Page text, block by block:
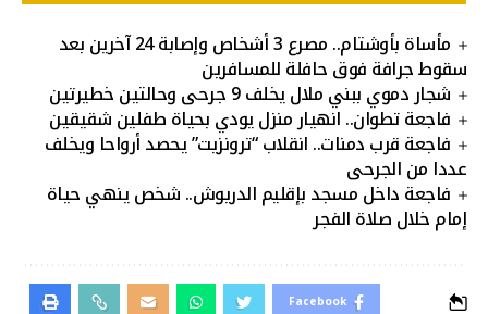
مأساة بأوشتام.. مصرع 3 أشخاص وإصابة 24 آخرين بعد
سقوط جرافة فوق حافلة للمسافرين
شجار دموي ببني ملال يخلف 9 جرحى وحالتين خطيرتين
فاجعة تطوان.. انهيار منزل يودي بحياة طفلين شقيقين
فاجعة قرب دمنات.. انقلاب “ترونزيت” يحصد أرواحا ويخلف
عددا من الجرحى
فاجعة داخل مسجد بإقليم الدريوش.. شخص ينهي حياة
إمام خلال صلاة الفجر
Facebook